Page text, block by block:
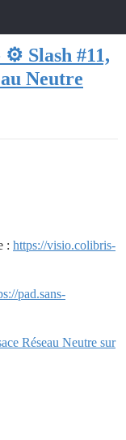
⚙️ Slash #11,
Neutre
: https://visio.colibris-
pad.sans-
Réseau Neutre sur